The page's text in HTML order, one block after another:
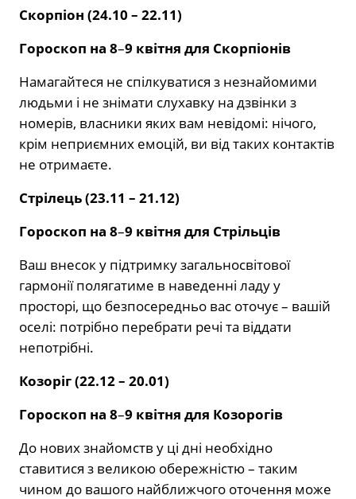
Скорпіон (24.10 – 22.11)
Гороскоп на 8–9 квітня для Скорпіонів
Намагайтеся не спілкуватися з незнайомими
людьми і не знімати слухавку на дзвінки з
номерів, власники яких вам невідомі: нічого,
крім неприємних емоцій, ви від таких контактів
не отримаєте.
Стрілець (23.11 – 21.12)
Гороскоп на 8–9 квітня для Стрільців
Ваш внесок у підтримку загальносвітової
гармонії полягатиме в наведенні ладу у
просторі, що безпосередньо вас оточує – вашій
оселі: потрібно перебрати речі та віддати
непотрібні.
Козоріг (22.12 – 20.01)
Гороскоп на 8–9 квітня для Козорогів
До нових знайомств у ці дні необхідно
ставитися з великою обережністю – таким
чином до вашого найближчого оточення може